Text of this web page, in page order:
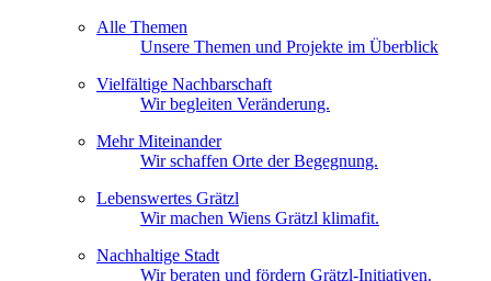
Alle Themen
Unsere Themen und Projekte im Überblick
Vielfältige Nachbarschaft
Wir begleiten Veränderung.
Mehr Miteinander
Wir schaffen Orte der Begegnung.
Lebenswertes Grätzl
Wir machen Wiens Grätzl klimafit.
Nachhaltige Stadt
Wir beraten und fördern Grätzl-Initiativen.